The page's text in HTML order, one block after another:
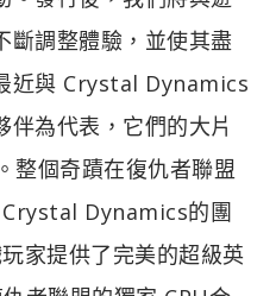
斷調整體驗，並使其盡
近與 Crystal Dynamics
為代表，它們的大片
個奇蹟在復仇者聯盟
Dynamics的團
家提供了完美的超級英